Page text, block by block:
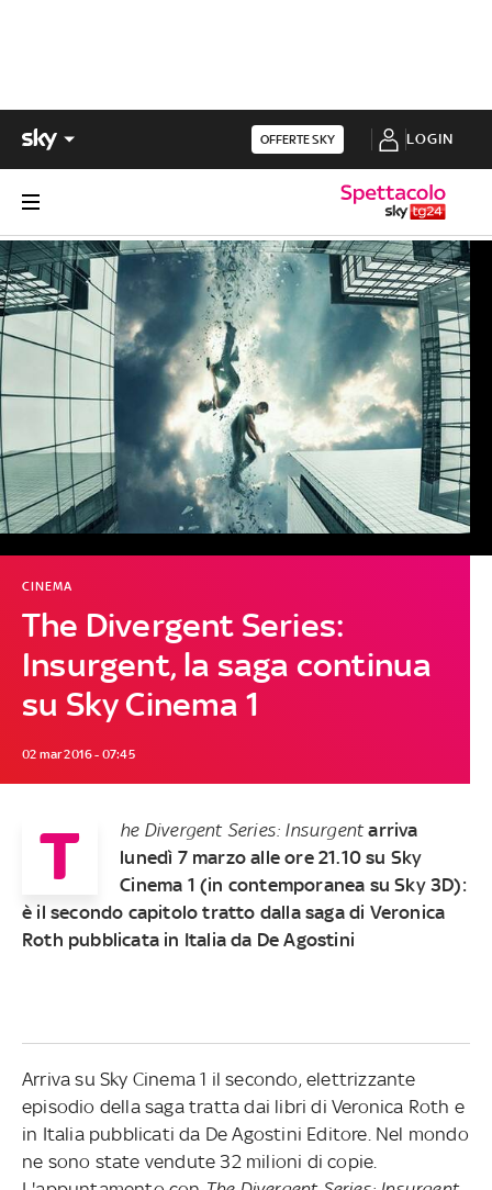
OFFERTE SKY LOGIN
The Divergent Series:
Insurgent, la saga continua
su Sky Cinema 1
CINEMA
02 mar 2016 - 07:45
T he Divergent Series: Insurgentarriva
lunedì 7 marzo alle ore 21.10 su Sky
Cinema 1 (in contemporanea su Sky 3D):
è il secondo capitolo tratto dalla saga di Veronica
Roth pubblicata in Italia da De Agostini
Arriva su Sky Cinema 1 il secondo, elettrizzante
episodio della saga tratta dai libri di Veronica Roth e
in Italia pubblicati da De Agostini Editore. Nel mondo
ne sono state vendute 32 milioni di copie.